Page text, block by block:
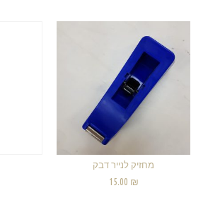
מחזיק לנייר דבק
15.00 ₪